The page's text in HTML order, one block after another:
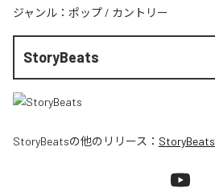
ジャンル： ポップ / カントリー
StoryBeats
StoryBeatsの他のリリース： StoryBeats